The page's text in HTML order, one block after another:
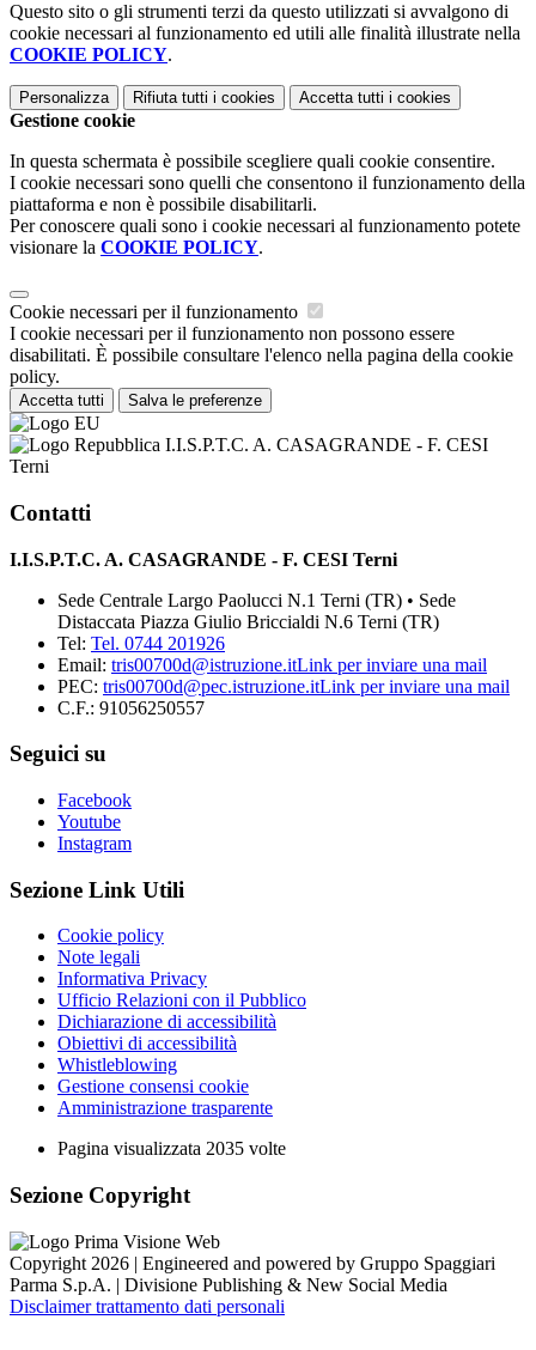
Questo sito o gli strumenti terzi da questo utilizzati si avvalgono di
cookie necessari al funzionamento ed utili alle finalità illustrate nella
COOKIE POLICY.
Personalizza Rifiuta tutti i cookies Accetta tutti i cookies
Gestione cookie
In questa schermata è possibile scegliere quali cookie consentire.
I cookie necessari sono quelli che consentono il funzionamento della
piattaforma e non è possibile disabilitarli.
Per conoscere quali sono i cookie necessari al funzionamento potete
visionare la COOKIE POLICY.
Cookie necessari per il funzionamento
I cookie necessari per il funzionamento non possono essere
disabilitati. È possibile consultare l'elenco nella pagina della cookie
policy.
Accetta tutti Salva le preferenze
I.I.S.P.T.C. A. CASAGRANDE - F. CESI
Terni
Contatti
I.I.S.P.T.C. A. CASAGRANDE - F. CESI Terni
Sede Centrale Largo Paolucci N.1 Terni (TR) • Sede
Distaccata Piazza Giulio Briccialdi N.6 Terni (TR)
Tel: Tel. 0744 201926
Email: tris00700d@istruzione.itLink per inviare una mail
PEC: tris00700d@pec.istruzione.itLink per inviare una mail
C.F.: 91056250557
Seguici su
Facebook
Youtube
Instagram
Sezione Link Utili
Cookie policy
Note legali
Informativa Privacy
Ufficio Relazioni con il Pubblico
Dichiarazione di accessibilità
Obiettivi di accessibilità
Whistleblowing
Gestione consensi cookie
Amministrazione trasparente
Pagina visualizzata 2035 volte
Sezione Copyright
Copyright 2026 | Engineered and powered by Gruppo Spaggiari
Parma S.p.A. | Divisione Publishing & New Social Media
Disclaimer trattamento dati personali